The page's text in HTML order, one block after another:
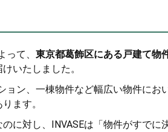
て、 東京都葛飾区にある戸建て物
いたしました。
ョン、一棟物件など幅広い物件にお
ます。
に対し、INVASEは「物件がすでに